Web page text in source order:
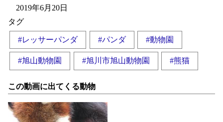
2019年6月20日
タグ
#レッサーパンダ #パンダ #動物園
#旭山動物園 #旭川市旭山動物園 #熊猫
この動画に出てくる動物